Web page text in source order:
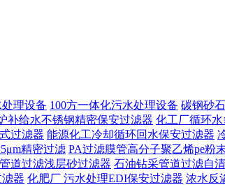
理设备 100方一体化污水处理设备 碳钢砂
补给水不锈钢精密保安过滤器 化工厂循环
过滤器 能源化工冷却循环回水保安过滤器
精密过滤 PA过滤膜管高分子聚乙烯pe粉
道过滤浅层砂过滤器 石油钻采管道过滤自
器 化肥厂 污水处理EDI保安过滤器 浓水反